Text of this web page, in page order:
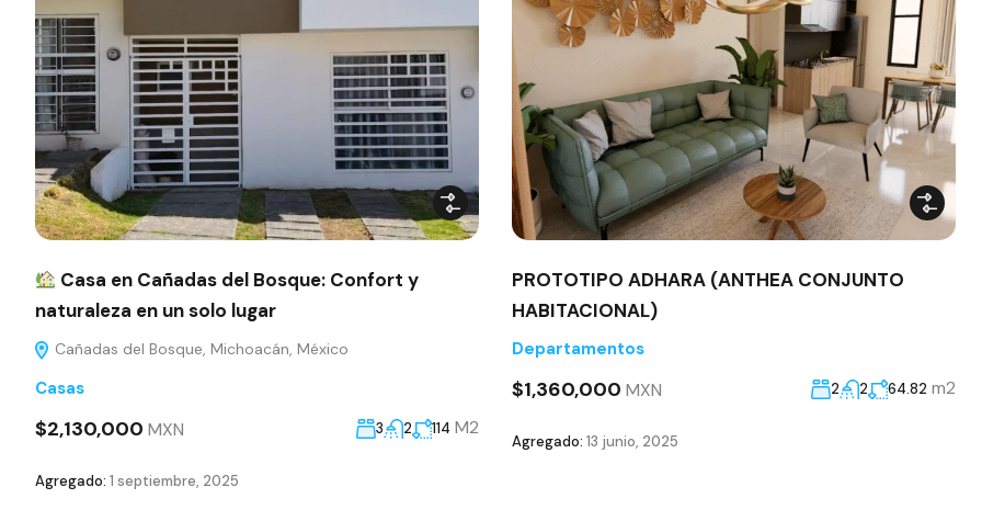
Casa en Cañadas del Bosque: Confort y
naturaleza en un solo lugar
Cañadas del Bosque, Michoacán, México
Casas
$2,130,000 MXN 3 2 114 M2
Agregado: 1 septiembre, 2025
PROTOTIPO ADHARA (ANTHEA CONJUNTO
HABITACIONAL)
Departamentos
$1,360,000 MXN 2 2 64.82 m2
Agregado: 13 junio, 2025